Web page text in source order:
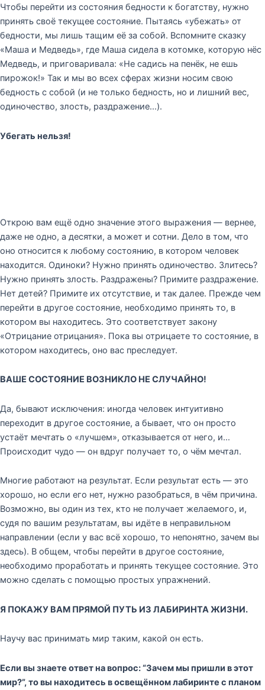
Чтобы перейти из состояния бедности к богатству, нужно
принять своё текущее состояние. Пытаясь «убежать» от
бедности, мы лишь тащим её за собой. Вспомните сказку
«Маша и Медведь», где Маша сидела в котомке, которую нёс
Медведь, и приговаривала: «Не садись на пенёк, не ешь
пирожок!» Так и мы во всех сферах жизни носим свою
бедность с собой (и не только бедность, но и лишний вес,
одиночество, злость, раздражение…).
Убегать нельзя!
Открою вам ещё одно значение этого выражения — вернее,
даже не одно, а десятки, а может и сотни. Дело в том, что
оно относится к любому состоянию, в котором человек
находится. Одиноки? Нужно принять одиночество. Злитесь?
Нужно принять злость. Раздражены? Примите раздражение.
Нет детей? Примите их отсутствие, и так далее. Прежде чем
перейти в другое состояние, необходимо принять то, в
котором вы находитесь. Это соответствует закону
«Отрицание отрицания». Пока вы отрицаете то состояние, в
котором находитесь, оно вас преследует.
ВАШЕ СОСТОЯНИЕ ВОЗНИКЛО НЕ СЛУЧАЙНО!
Да, бывают исключения: иногда человек интуитивно
переходит в другое состояние, а бывает, что он просто
устаёт мечтать о «лучшем», отказывается от него, и…
Происходит чудо — он вдруг получает то, о чём мечтал.
Многие работают на результат. Если результат есть — это
хорошо, но если его нет, нужно разобраться, в чём причина.
Возможно, вы один из тех, кто не получает желаемого, и,
судя по вашим результатам, вы идёте в неправильном
направлении (если у вас всё хорошо, то непонятно, зачем вы
здесь). В общем, чтобы перейти в другое состояние,
необходимо проработать и принять текущее состояние. Это
можно сделать с помощью простых упражнений.
Я ПОКАЖУ ВАМ ПРЯМОЙ ПУТЬ ИЗ ЛАБИРИНТА ЖИЗНИ.
Научу вас принимать мир таким, какой он есть.
Если вы знаете ответ на вопрос: “Зачем мы пришли в этот
мир?”, то вы находитесь в освещённом лабиринте с планом